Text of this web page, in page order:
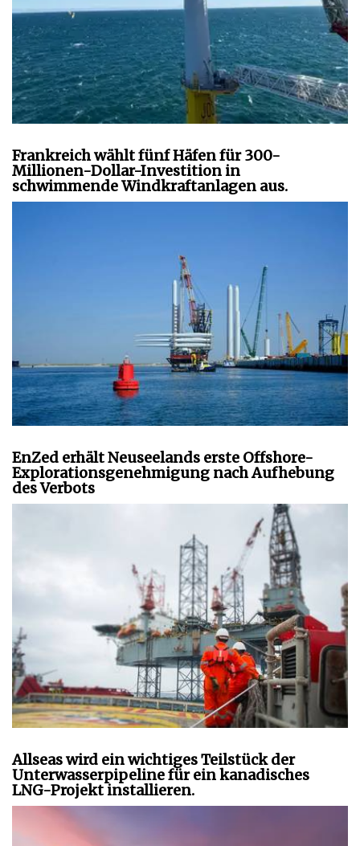
Frankreich wählt fünf Häfen für 300-
Millionen-Dollar-Investition in
schwimmende Windkraftanlagen aus.
EnZed erhält Neuseelands erste Offshore-
Explorationsgenehmigung nach Aufhebung
des Verbots
Allseas wird ein wichtiges Teilstück der
Unterwasserpipeline für ein kanadisches
LNG-Projekt installieren.